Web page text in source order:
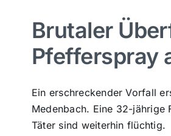
Brutaler
Pfefferspray
Ein erschreckender Vorfall
Medenbach. Eine 32-jährige
Täter sind weiterhin flüchtig.